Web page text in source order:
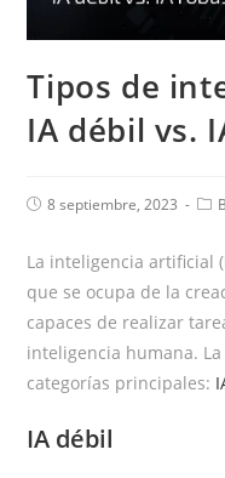
Tipos de
IA débil vs.
8 septiembre, 2023
La inteligencia artificial
que se ocupa de la
capaces de realizar
inteligencia humana.
categorías principales:
IA débil